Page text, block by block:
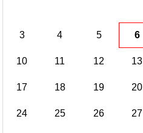
3 4 5 6
10 11 12 13
17 18 19 20
24 25 26 27